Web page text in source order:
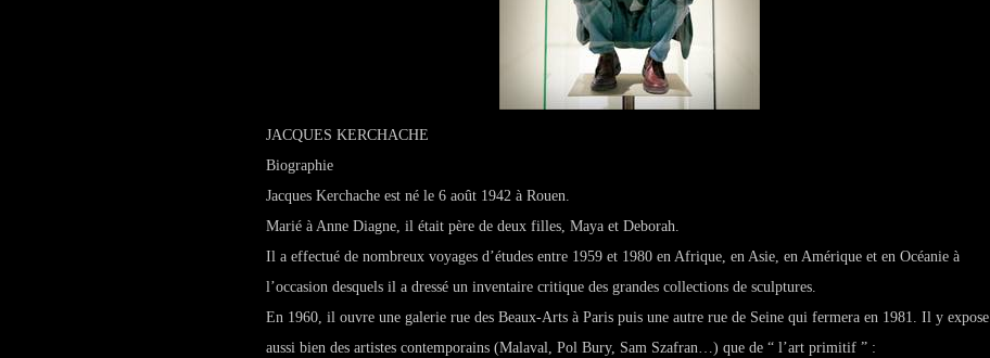
JACQUES KERCHACHE
Biographie
Jacques Kerchache est né le 6 août 1942 à Rouen.
Marié à Anne Diagne, il était père de deux filles, Maya et Deborah.
Il a effectué de nombreux voyages d’études entre 1959 et 1980 en Afrique, en Asie, en Amérique et en Océanie à
l’occasion desquels il a dressé un inventaire critique des grandes collections de sculptures.
En 1960, il ouvre une galerie rue des Beaux-Arts à Paris puis une autre rue de Seine qui fermera en 1981. Il y expose
aussi bien des artistes contemporains (Malaval, Pol Bury, Sam Szafran…) que de “ l’art primitif ” :